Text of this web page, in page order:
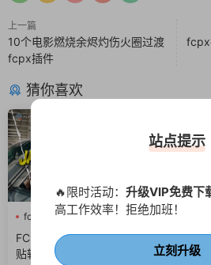
上一篇
10个电影燃烧余烬灼伤火圈过渡
fcpx插件
fcpx
猜你喜欢
fcpx图形动画
fcpx转场
撕纸
FCPX插件 10组横竖版撕纸拼
贴转场动画视频过渡
程
站点提示
🔥限时活动： 升级VIP免费下
高工作效率！拒绝加班！
立刻升级